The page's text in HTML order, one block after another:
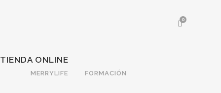
0
MERRYLIFE FORMACIÓN
TIENDA ONLINE